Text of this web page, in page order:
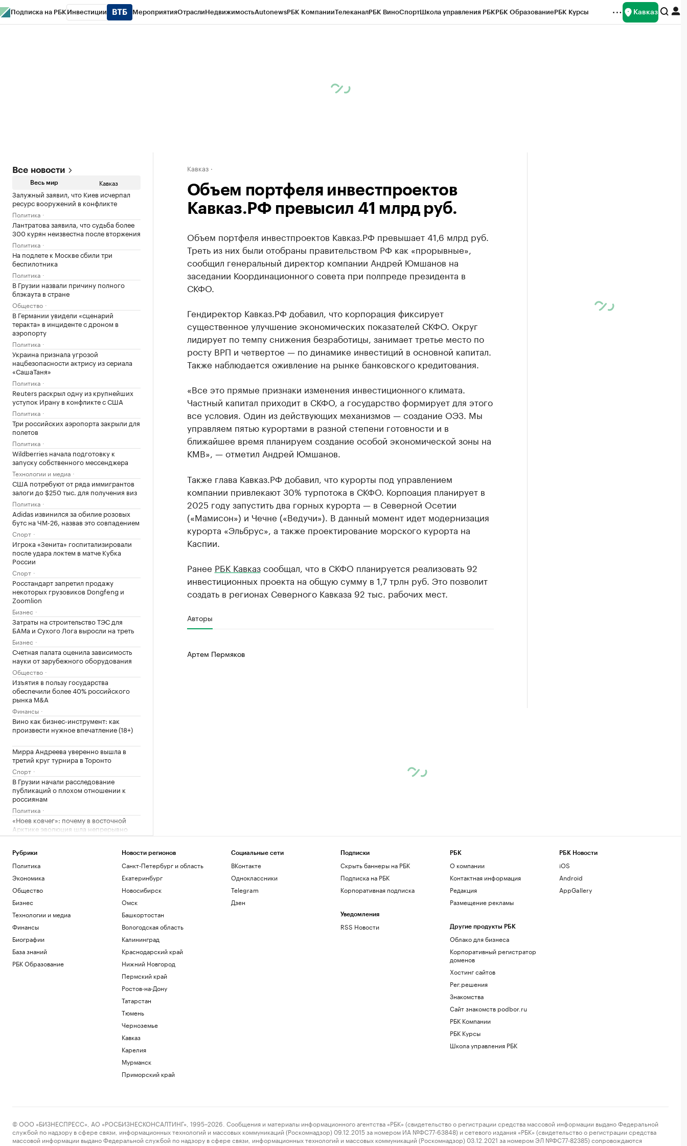
Подписка на РБК Инвестиции МероприятияОтраслиНедвижимостьAutonewsРБК КомпанииТелеканалРБК ВиноСпортШкола управления РБКРБК ОбразованиеРБК Курсы Кавказ
Все новости
Весь мир Кавказ
Залужный заявил, что Киев исчерпал
ресурс вооружений в конфликте
Политика
Лантратова заявила, что судьба более
300 курян неизвестна после вторжения
Политика
На подлете к Москве сбили три
беспилотника
Политика
В Грузии назвали причину полного
блэкаута в стране
Общество
В Германии увидели «сценарий
теракта» в инциденте с дроном в
аэропорту
Политика
Украина признала угрозой
нацбезопасности актрису из сериала
«СашаТаня»
Политика
Reuters раскрыл одну из крупнейших
уступок Ирану в конфликте с США
Политика
Три российских аэропорта закрыли для
полетов
Политика
Wildberries начала подготовку к
запуску собственного мессенджера
Технологии и медиа
США потребуют от ряда иммигрантов
залоги до $250 тыс. для получения виз
Политика
Adidas извинился за обилие розовых
бутс на ЧМ-26, назвав это совпадением
Спорт
Игрока «Зенита» госпитализировали
после удара локтем в матче Кубка
России
Спорт
Росстандарт запретил продажу
некоторых грузовиков Dongfeng и
Zoomlion
Бизнес
Затраты на строительство ТЭС для
БАМа и Сухого Лога выросли на треть
Бизнес
Счетная палата оценила зависимость
науки от зарубежного оборудования
Общество
Изъятия в пользу государства
обеспечили более 40% российского
рынка M&A
Финансы
Вино как бизнес-инструмент: как
произвести нужное впечатление (18+)
Мирра Андреева уверенно вышла в
третий круг турнира в Торонто
Спорт
В Грузии начали расследование
публикаций о плохом отношении к
россиянам
Политика
«Ноев ковчег»: почему в восточной
Арктике эволюция шла непрерывно
Кавказ
Объем портфеля инвестпроектов
Кавказ.РФ превысил 41 млрд руб.
Объем портфеля инвестпроектов Кавказ.РФ превышает 41,6 млрд руб.
Треть из них были отобраны правительством РФ как «прорывные»,
сообщил генеральный директор компании Андрей Юмшанов на
заседании Координационного совета при полпреде президента в
СКФО.
Гендиректор Кавказ.РФ добавил, что корпорация фиксирует
существенное улучшение экономических показателей СКФО. Округ
лидирует по темпу снижения безработицы, занимает третье место по
росту ВРП и четвертое — по динамике инвестиций в основной капитал.
Также наблюдается оживление на рынке банковского кредитования.
«Все это прямые признаки изменения инвестиционного климата.
Частный капитал приходит в СКФО, а государство формирует для этого
все условия. Один из действующих механизмов — создание ОЭЗ. Мы
управляем пятью курортами в разной степени готовности и в
ближайшее время планируем создание особой экономической зоны на
КМВ», — отметил Андрей Юмшанов.
Также глава Кавказ.РФ добавил, что курорты под управлением
компании привлекают 30% турпотока в СКФО. Корпоация планирует в
2025 году запустить два горных курорта — в Северной Осетии
(«Мамисон») и Чечне («Ведучи»). В данный момент идет модернизация
курорта «Эльбрус», а также проектирование морского курорта на
Каспии.
Ранее РБК Кавказсообщал, что в СКФО планируется реализовать 92
инвестиционных проекта на общую сумму в 1,7 трлн руб. Это позволит
создать в регионах Северного Кавказа 92 тыс. рабочих мест.
Авторы
Артем Пермяков
Рубрики
Политика
Экономика
Общество
Бизнес
Технологии и медиа
Финансы
Биографии
База знаний
РБК Образование
Новости регионов
Санкт-Петербург и область
Екатеринбург
Новосибирск
Омск
Башкортостан
Вологодская область
Калининград
Краснодарский край
Нижний Новгород
Пермский край
Ростов-на-Дону
Татарстан
Тюмень
Черноземье
Кавказ
Карелия
Мурманск
Приморский край
Социальные сети
ВКонтакте
Одноклассники
Telegram
Дзен
Подписки
Скрыть баннеры на РБК
Подписка на РБК
Корпоративная подписка
Уведомления
RSS Новости
РБК
О компании
Контактная информация
Редакция
Размещение рекламы
Другие продукты РБК
Облако для бизнеса
Корпоративный регистратор
доменов
Хостинг сайтов
Рег.решения
Знакомства
Сайт знакомств podbor.ru
РБК Компании
РБК Курсы
Школа управления РБК
РБК Новости
iOS
Android
AppGallery
© ООО «БИЗНЕСПРЕСС», АО «РОСБИЗНЕСКОНСАЛТИНГ», 1995–2026. Сообщения и материалы информационного агентства «РБК» (свидетельство о регистрации средства массовой информации выдано Федеральной
службой по надзору в сфере связи, информационных технологий и массовых коммуникаций (Роскомнадзор) 09.12.2015 за номером ИА №ФС77-63848) и сетевого издания «РБК» (свидетельство о регистрации средства
массовой информации выдано Федеральной службой по надзору в сфере связи, информационных технологий и массовых коммуникаций (Роскомнадзор) 03.12.2021 за номером ЭЛ №ФС77-82385) сопровождаются